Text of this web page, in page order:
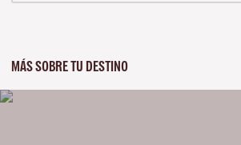
MÁS SOBRE TU DESTINO